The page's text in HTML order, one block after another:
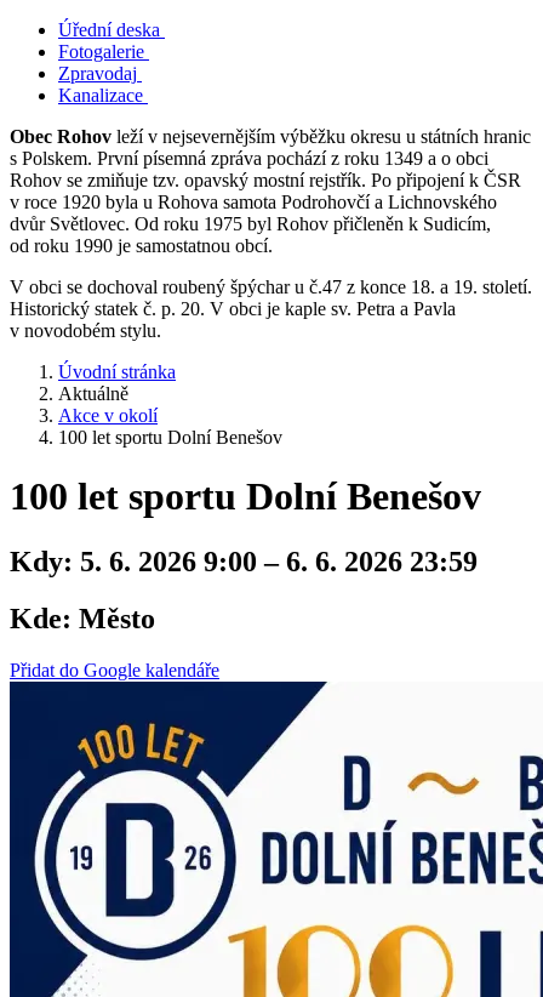
Úřední deska
Fotogalerie
Zpravodaj
Kanalizace
Obec Rohov leží v nejsevernějším výběžku okresu u státních hranic
s Polskem. První písemná zpráva pochází z roku 1349 a o obci
Rohov se zmiňuje tzv. opavský mostní rejstřík. Po připojení k ČSR
v roce 1920 byla u Rohova samota Podrohovčí a Lichnovského
dvůr Světlovec. Od roku 1975 byl Rohov přičleněn k Sudicím,
od roku 1990 je samostatnou obcí.
V obci se dochoval roubený špýchar u č.47 z konce 18. a 19. století.
Historický statek č. p. 20. V obci je kaple sv. Petra a Pavla
v novodobém stylu.
Úvodní stránka
Aktuálně
Akce v okolí
100 let sportu Dolní Benešov
100 let sportu Dolní Benešov
Kdy: 5. 6. 2026 9:00 – 6. 6. 2026 23:59
Kde: Město
Přidat do Google kalendáře